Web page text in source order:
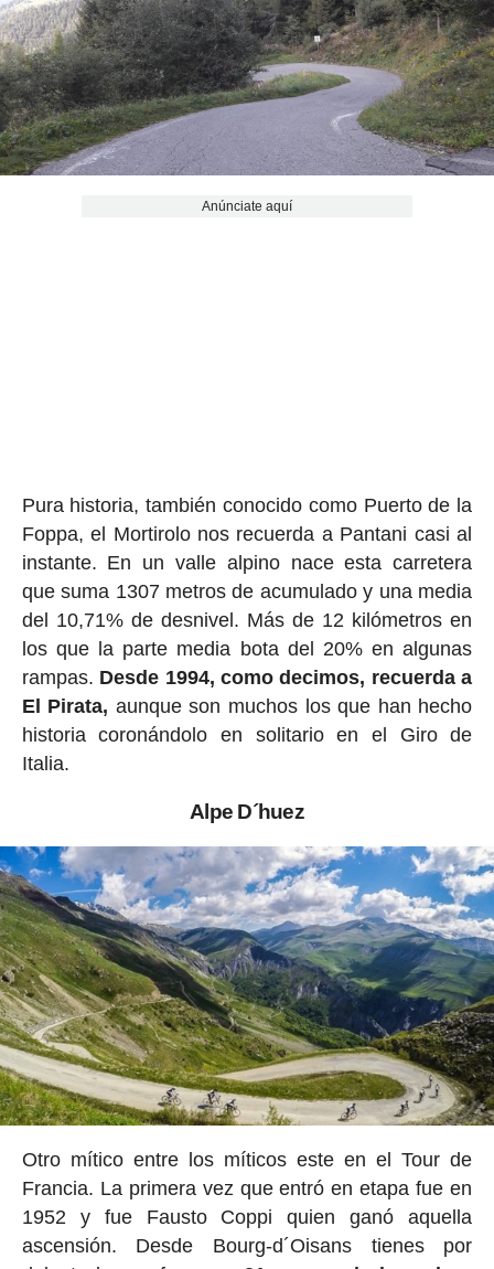
Anúnciate aquí
Pura historia, también conocido como Puerto de la
Foppa, el Mortirolo nos recuerda a Pantani casi al
instante. En un valle alpino nace esta carretera
que suma 1307 metros de acumulado y una media
del 10,71% de desnivel. Más de 12 kilómetros en
los que la parte media bota del 20% en algunas
rampas. Desde 1994, como decimos, recuerda a
El Pirata, aunque son muchos los que han hecho
historia coronándolo en solitario en el Giro de
Italia.
Alpe D´huez
Otro mítico entre los míticos este en el Tour de
Francia. La primera vez que entró en etapa fue en
1952 y fue Fausto Coppi quien ganó aquella
ascensión. Desde Bourg-d´Oisans tienes por